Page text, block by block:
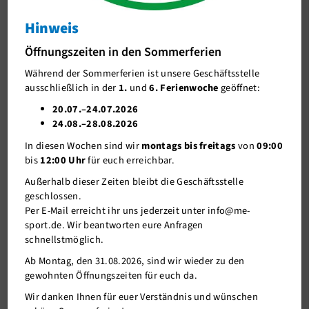
Fachbereichsversmmlung
Fachbereichsversmmlung
10.03.2022
J-Team
Stellenangebote
Förderverein me-sport e.V.
Mitgliederservice
Verantwortung
Hinweis
Öffnungszeiten in den Sommerferien
Während der Sommerferien ist unsere Geschäftsstelle
ausschließlich in der 1. und6. Ferienwochegeöffnet:
20.07.–24.07.2026
24.08.–28.08.2026
In diesen Wochen sind wirmontags bis freitagsvon09:00
bis12:00 Uhrfür euch erreichbar.
Außerhalb dieser Zeiten bleibt die Geschäftsstelle
geschlossen.
Per E-Mail erreicht ihr uns jederzeit unter info@me-
sport.de. Wir beantworten eure Anfragen
schnellstmöglich.
Ab Montag, den 31.08.2026, sind wir wieder zu den
gewohnten Öffnungszeiten für euch da.
Wir danken Ihnen für euer Verständnis und wünschen